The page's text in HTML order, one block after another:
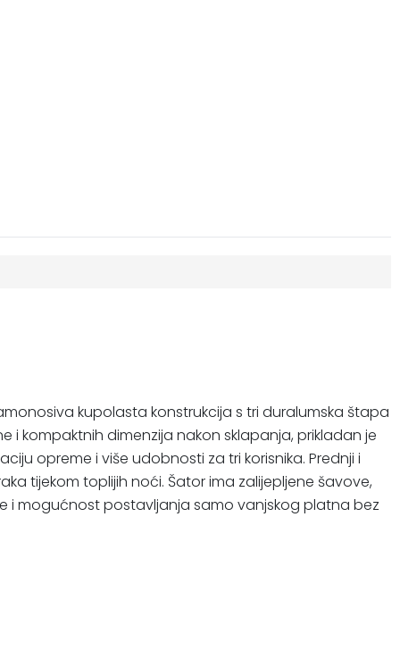
kupolasta konstrukcija s tri duralumska štapa
kompaktnih dimenzija nakon sklapanja, prikladan je
opreme i više udobnosti za tri korisnika. Prednji i
tijekom toplijih noći. Šator ima zalijepljene šavove,
i mogućnost postavljanja samo vanjskog platna bez